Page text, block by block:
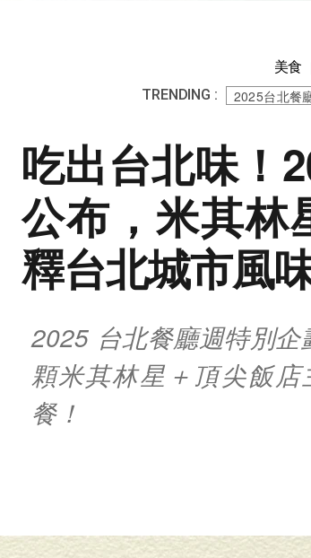
美食
TRENDING : 2025台北餐
吃出台北味！
公布，米其林
釋台北城市風
2025 台北餐廳週特別
顆米其林星＋頂尖飯
餐！